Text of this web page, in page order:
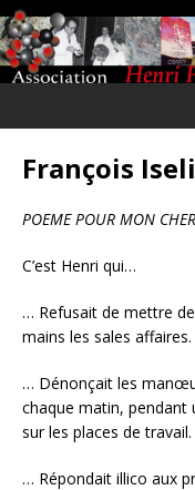
François
POEME POUR MON
C’est Henri qui…
… Refusait de mettre
mains les sales affaires.
… Dénonçait les
chaque matin, pendant
sur les places de travail.
… Répondait illico aux